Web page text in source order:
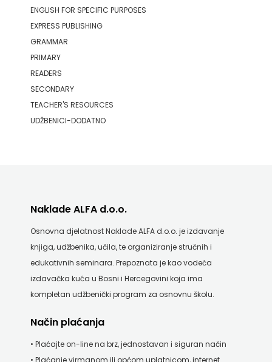
ENGLISH FOR SPECIFIC PURPOSES
EXPRESS PUBLISHING
GRAMMAR
PRIMARY
READERS
SECONDARY
TEACHER'S RESOURCES
UDŽBENICI-DODATNO
Naklade ALFA d.o.o.
Osnovna djelatnost Naklade ALFA d.o.o. je izdavanje
knjiga, udžbenika, učila, te organiziranje stručnih i
edukativnih seminara. Prepoznata je kao vodeća
izdavačka kuća u Bosni i Hercegovini koja ima
kompletan udžbenički program za osnovnu školu.
Način plaćanja
• Plaćajte on-line na brz, jednostavan i siguran način
• Plaćanje virmanom ili općom uplatnicom, internet